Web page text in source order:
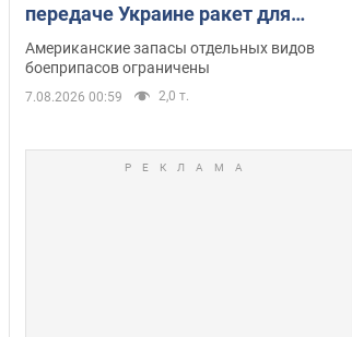
передаче Украине ракет для
Patriot
Американские запасы отдельных видов
боеприпасов ограничены
7.08.2026 00:59 2,0 т.